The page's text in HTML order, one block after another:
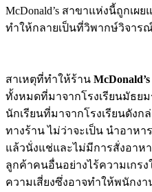
McDonald’s สาขาแห่งนี้ถูกเ
ทำให้กลายเป็นที่วิพากษ์วิจาร
สาเหตุที่ทำให้ร้าน McDonald’s
ทั้งหมดที่มาจากโรงเรียนมัธย
นักเรียนที่มาจากโรงเรียนดัง
ทางร้าน ไม่ว่าจะเป็น นำอาห
แล้วนั่งแช่และไม่มีการสั่งอาห
ลูกค้าคนอื่นอย่างไร้ความเกร
ความเสี่ยงซึ่งอาจทำให้พนักง